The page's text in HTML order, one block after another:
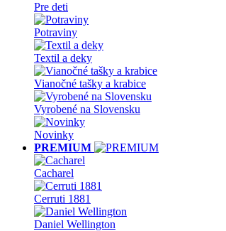
Pre deti
Potraviny
Textil a deky
Vianočné tašky a krabice
Vyrobené na Slovensku
Novinky
PREMIUM
Cacharel
Cerruti 1881
Daniel Wellington